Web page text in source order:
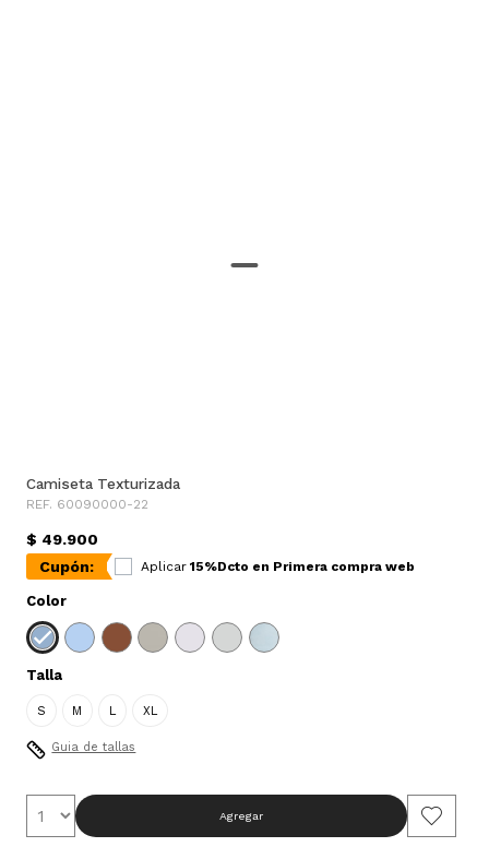
Camiseta Texturizada
REF. 60090000-22
$ 49.900
Cupón:
Aplicar 15%Dcto en Primera compra web
Color
Talla
S M L XL
Guia de tallas
Agregar